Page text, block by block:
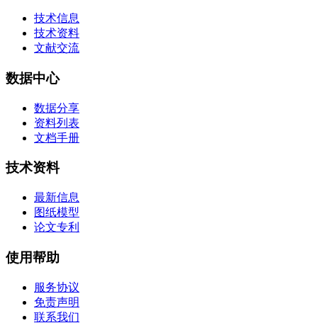
技术信息
技术资料
文献交流
数据中心
数据分享
资料列表
文档手册
技术资料
最新信息
图纸模型
论文专利
使用帮助
服务协议
免责声明
联系我们